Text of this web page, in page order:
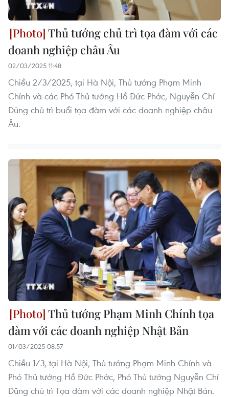
Thủ tướng chủ trì tọa đàm với các
doanh nghiệp châu Âu
02/03/2025 11:48
Chiều 2/3/2025, tại Hà Nội, Thủ tướng Phạm Minh
Chính và các Phó Thủ tướng Hồ Đức Phớc, Nguyễn Chí
Dũng chủ trì buổi tọa đàm với các doanh nghiệp châu
Âu.
Thủ tướng Phạm Minh Chính tọa
đàm với các doanh nghiệp Nhật Bản
01/03/2025 08:57
Chiều 1/3, tại Hà Nội, Thủ tướng Phạm Minh Chính và
Phó Thủ tướng Hồ Đức Phớc, Phó Thủ tướng Nguyễn Chí
Dũng chủ trì Tọa đàm với các doanh nghiệp Nhật Bản.